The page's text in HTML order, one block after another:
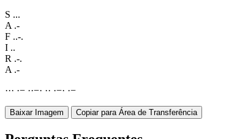
S ...
A .-
F ..-.
I ..
R .-.
A .-
··· ·− ··−· ·· ·−· ·−
Baixar Imagem Copiar para Área de Transferência